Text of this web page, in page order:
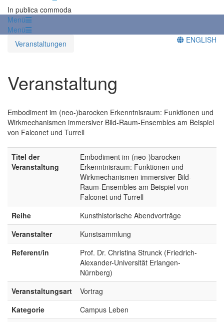
In publica commoda
Menü
Menü
Veranstaltungen
ENGLISH
Veranstaltung
Embodiment im (neo-)barocken Erkenntnisraum: Funktionen und
Wirkmechanismen immersiver Bild-Raum-Ensembles am Beispiel
von Falconet und Turrell
Titel der
Veranstaltung
Embodiment im (neo-)barocken
Erkenntnisraum: Funktionen und
Wirkmechanismen immersiver Bild-
Raum-Ensembles am Beispiel von
Falconet und Turrell
Reihe
Kunsthistorische Abendvorträge
Veranstalter
Kunstsammlung
Referent/in
Prof. Dr. Christina Strunck (Friedrich-
Alexander-Universität Erlangen-
Nürnberg)
Veranstaltungsart
Vortrag
Kategorie
Campus Leben